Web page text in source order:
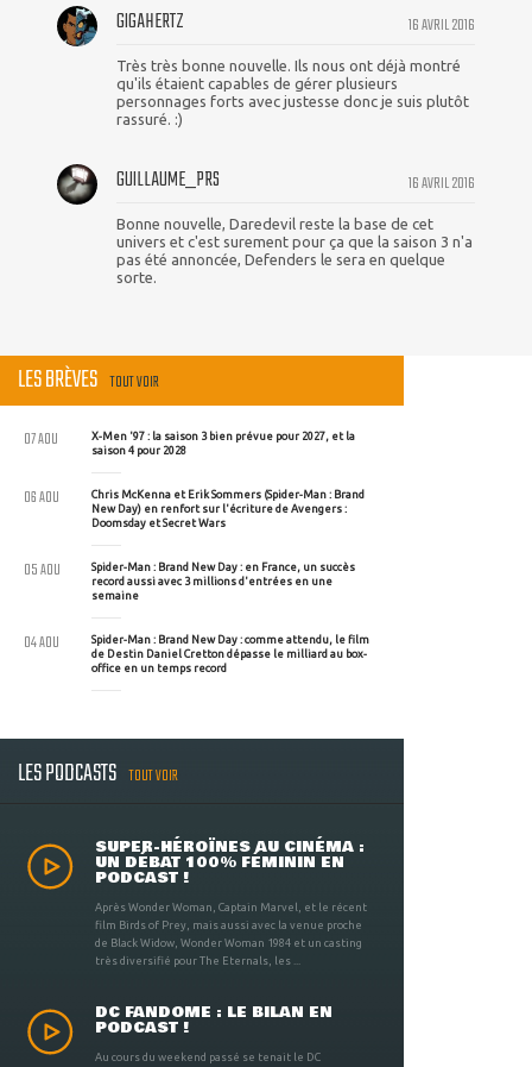
16 AVRIL 2016
GIGAHERTZ
Très très bonne nouvelle. Ils nous ont déjà montré
qu'ils étaient capables de gérer plusieurs
personnages forts avec justesse donc je suis plutôt
rassuré. :)
16 AVRIL 2016
GUILLAUME_PRS
Bonne nouvelle, Daredevil reste la base de cet
univers et c'est surement pour ça que la saison 3 n'a
pas été annoncée, Defenders le sera en quelque
sorte.
LES BRÈVES TOUT VOIR
X-Men '97 : la saison 3 bien prévue pour 2027, et la
saison 4 pour 2028
07 AOU
Chris McKenna et Erik Sommers (Spider-Man : Brand
New Day) en renfort sur l'écriture de Avengers :
Doomsday et Secret Wars
06 AOU
Spider-Man : Brand New Day : en France, un succès
record aussi avec 3 millions d'entrées en une
semaine
05 AOU
Spider-Man : Brand New Day : comme attendu, le film
de Destin Daniel Cretton dépasse le milliard au box-
office en un temps record
04 AOU
LES PODCASTS TOUT VOIR
SUPER-HÉROÏNES AU CINÉMA :
UN DÉBAT 100% FÉMININ EN
PODCAST !
Après Wonder Woman, Captain Marvel, et le récent
film Birds of Prey, mais aussi avec la venue proche
de Black Widow, Wonder Woman 1984 et un casting
très diversifié pour The Eternals, les ...
DC FANDOME : LE BILAN EN
PODCAST !
Au cours du weekend passé se tenait le DC